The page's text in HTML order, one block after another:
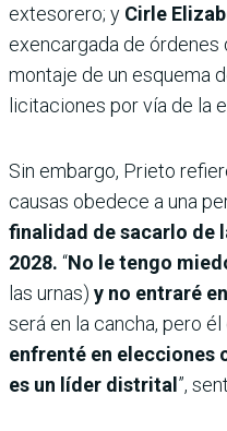
extesorero; y Cirle
exencargada de órdenes
montaje de un esquema
licitaciones por vía de la
Sin embargo, Prieto
causas obedece a una
finalidad de sacarlo de
2028. “No le tengo
las urnas) y no entraré
será en la cancha, pero
enfrenté en elecciones
es un líder distrital”,